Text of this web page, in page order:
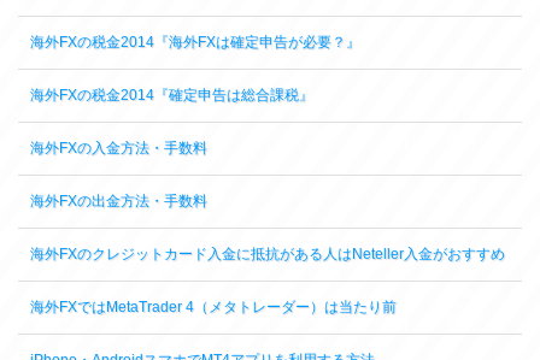
海外FXの税金2014『海外FXは確定申告が必要？』
海外FXの税金2014『確定申告は総合課税』
海外FXの入金方法・手数料
海外FXの出金方法・手数料
海外FXのクレジットカード入金に抵抗がある人はNeteller入金がおすすめ
海外FXではMetaTrader 4（メタトレーダー）は当たり前